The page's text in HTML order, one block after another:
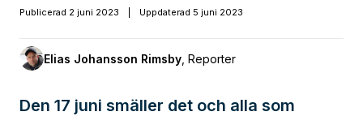
Publicerad 2 juni 2023 Uppdaterad 5 juni 2023
Elias Johansson Rimsby Reporter
Den 17 juni smäller det och alla som